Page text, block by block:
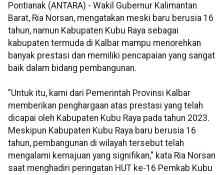
Pontianak (ANTARA) - Wakil Gubernur Kalimantan
Barat, Ria Norsan, mengatakan meski baru berusia 16
tahun, namun Kabupaten Kubu Raya sebagai
kabupaten termuda di Kalbar mampu menorehkan
banyak prestasi dan memiliki pencapaian yang sangat
baik dalam bidang pembangunan.
"Untuk itu, kami dari Pemerintah Provinsi Kalbar
memberikan penghargaan atas prestasi yang telah
dicapai oleh Kabupaten Kubu Raya pada tahun 2023.
Meskipun Kabupaten Kubu Raya baru berusia 16
tahun, pembangunan di wilayah tersebut telah
mengalami kemajuan yang signifikan," kata Ria Norsan
saat menghadiri peringatan HUT ke-16 Pemkab Kubu